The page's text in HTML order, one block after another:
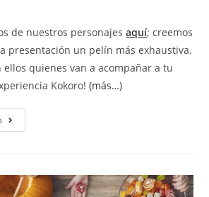
de nuestros personajesaquí; creemos
presentación un pelín más exhaustiva.
ellos quienes van a acompañar a tu
Kokoro!(más…)